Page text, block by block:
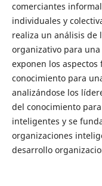
comerciantes
individuales y
realiza un análisis de
organizativo para
exponen los
conocimiento para
analizándose los
del conocimiento
inteligentes y se
organizaciones
desarrollo